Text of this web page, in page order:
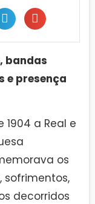
bandas
e presença
1904 a Real e
os
sofrimentos,
decorridos